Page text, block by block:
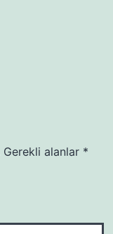
Gerekli alanlar *